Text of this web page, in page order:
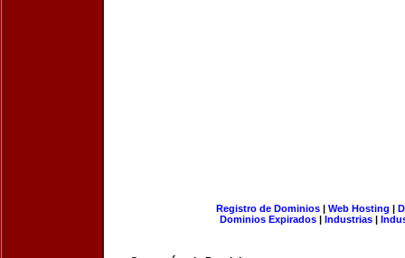
Registro de Dominios| Web Hosting |
Dominios Expirados | Industrias |